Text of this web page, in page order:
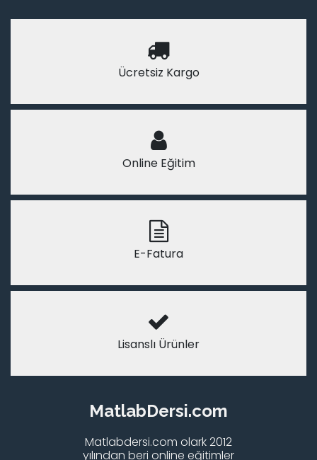
Ücretsiz Kargo
Online Eğitim
E-Fatura
Lisanslı Ürünler
MatlabDersi.com
Matlabdersi.com olark 2012
yılından beri online eğitimler